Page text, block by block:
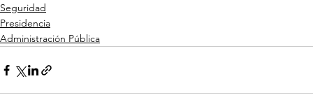
Seguridad
Presidencia
Administración Pública